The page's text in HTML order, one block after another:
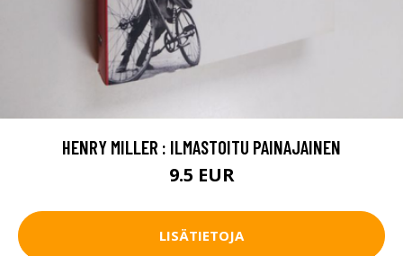
HENRY MILLER : ILMASTOITU PAINAJAINEN
9.5 EUR
LISÄTIETOJA